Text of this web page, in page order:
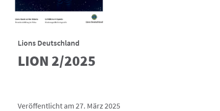
Lions Deutschland
LION 2/2025
Veröffentlicht am 27. März 2025